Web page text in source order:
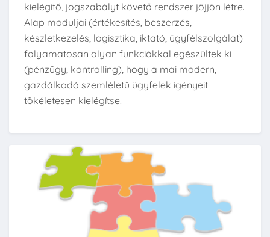
kielégítő, jogszabályt követő rendszer jöjjön létre.
Alap moduljai (értékesítés, beszerzés,
készletkezelés, logisztika, iktató, ügyfélszolgálat)
folyamatosan olyan funkciókkal egészültek ki
(pénzügy, kontrolling), hogy a mai modern,
gazdálkodó szemléletű ügyfelek igényeit
tökéletesen kielégítse.